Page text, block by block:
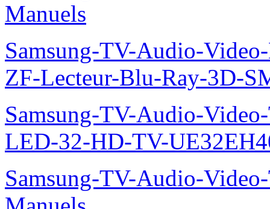
Manuels
Samsung-TV-Audio-
ZF-Lecteur-Blu-Ray-3D-
Samsung-TV-Audio-
LED-32-HD-TV-
Samsung-TV-Audio-